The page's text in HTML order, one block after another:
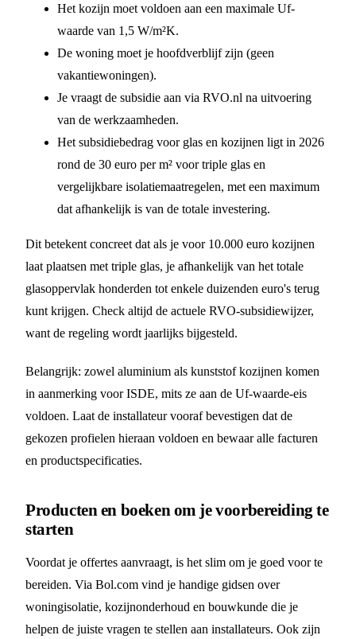
Het kozijn moet voldoen aan een maximale Uf-
waarde van 1,5 W/m²K.
De woning moet je hoofdverblijf zijn (geen
vakantiewoningen).
Je vraagt de subsidie aan via RVO.nl na uitvoering
van de werkzaamheden.
Het subsidiebedrag voor glas en kozijnen ligt in 2026
rond de 30 euro per m² voor triple glas en
vergelijkbare isolatiemaatregelen, met een maximum
dat afhankelijk is van de totale investering.
Dit betekent concreet dat als je voor 10.000 euro kozijnen
laat plaatsen met triple glas, je afhankelijk van het totale
glasoppervlak honderden tot enkele duizenden euro's terug
kunt krijgen. Check altijd de actuele RVO-subsidiewijzer,
want de regeling wordt jaarlijks bijgesteld.
Belangrijk: zowel aluminium als kunststof kozijnen komen
in aanmerking voor ISDE, mits ze aan de Uf-waarde-eis
voldoen. Laat de installateur vooraf bevestigen dat de
gekozen profielen hieraan voldoen en bewaar alle facturen
en productspecificaties.
Producten en boeken om je voorbereiding te
starten
Voordat je offertes aanvraagt, is het slim om je goed voor te
bereiden. Via Bol.com vind je handige gidsen over
woningisolatie, kozijnonderhoud en bouwkunde die je
helpen de juiste vragen te stellen aan installateurs. Ook zijn